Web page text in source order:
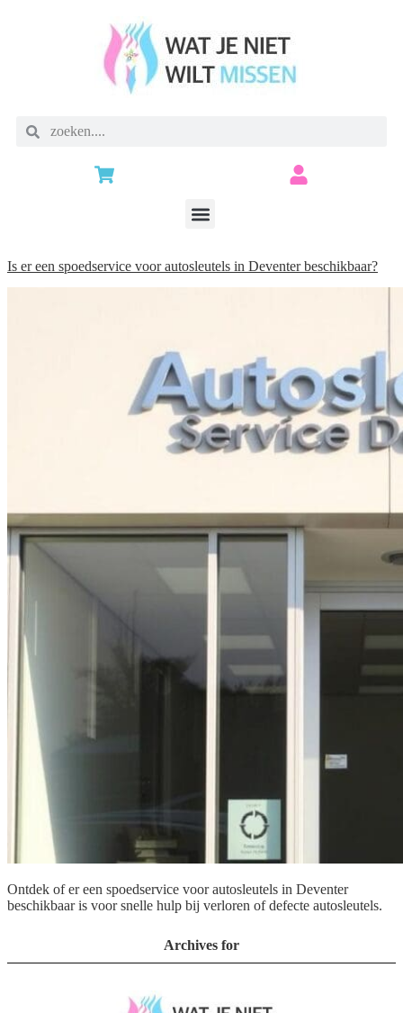
Is er een spoedservice voor autosleutels in Deventer beschikbaar?
Ontdek of er een spoedservice voor autosleutels in Deventer
beschikbaar is voor snelle hulp bij verloren of defecte autosleutels.
Archives for